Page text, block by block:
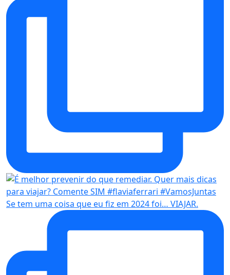
Se tem uma coisa que eu fiz em 2024 foi… VIAJAR.